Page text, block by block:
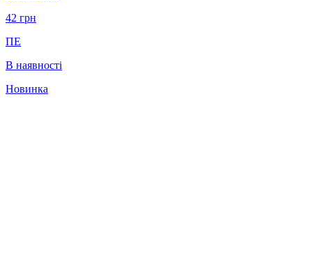
42 грн
ПЕ
В наявності
Новинка